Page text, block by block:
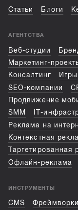
Статьи Блоги
АГЕНТСТВА
Веб-студии
Маркетинг-
Консалтинг
Игры
SEO-компании
Продвижение
SMM
IT-
Реклама на
Контекстная
Таргетированная
Офлайн-реклама
ИНСТРУМЕНТЫ
CMS Фреймворки